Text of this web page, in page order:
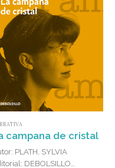
campana de cristal
PLATH, SYLVIA
DEBOLSILLO